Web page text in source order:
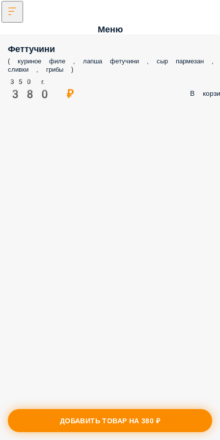
Меню
Феттучини
( куриное филе , лапша фетучини , сыр пармезан ,
сливки , грибы )
350 г.
380 ₽ В
ДОБАВИТЬ ТОВАР НА380 ₽